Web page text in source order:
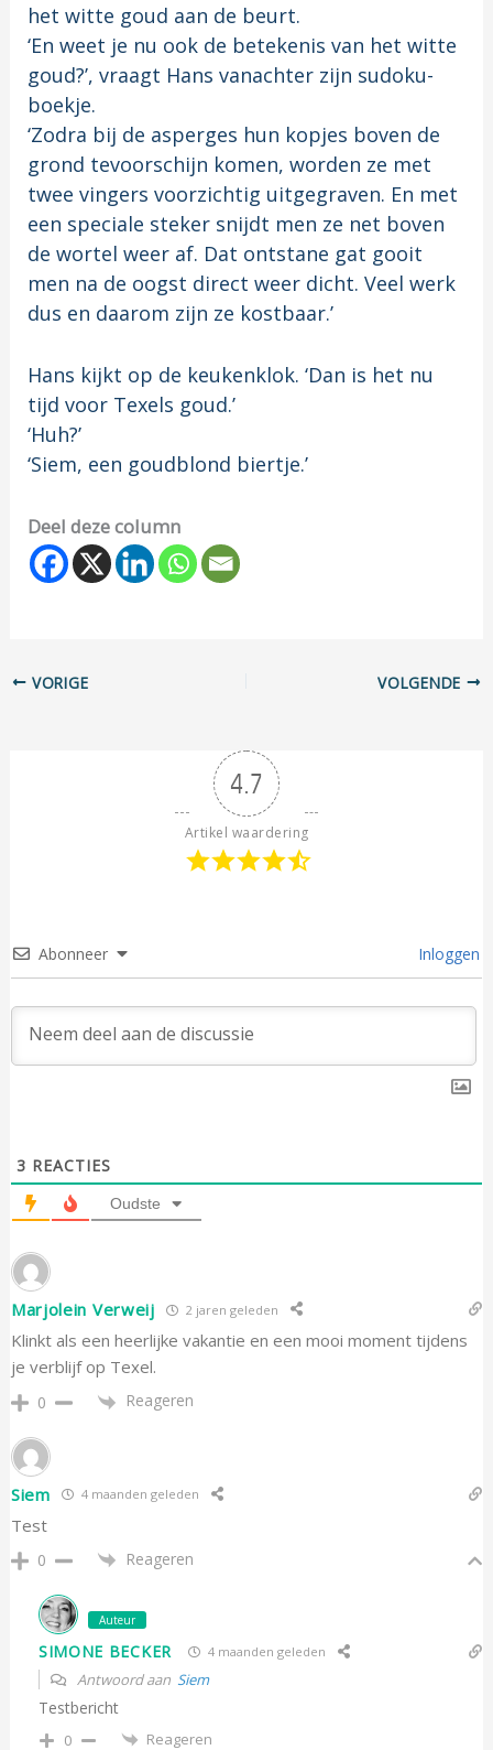
het witte goud aan de beurt.
‘En weet je nu ook de betekenis van het witte
goud?’, vraagt Hans vanachter zijn sudoku-
boekje.
‘Zodra bij de asperges hun kopjes boven de
grond tevoorschijn komen, worden ze met
twee vingers voorzichtig uitgegraven. En met
een speciale steker snijdt men ze net boven
de wortel weer af. Dat ontstane gat gooit
men na de oogst direct weer dicht. Veel werk
dus en daarom zijn ze kostbaar.’
Hans kijkt op de keukenklok. ‘Dan is het nu
tijd voor Texels goud.’
‘Huh?’
‘Siem, een goudblond biertje.’
Deel deze column
VORIGE VOLGENDE
4.7
Artikel waardering
Abonneer Inloggen
3 REACTIES
Oudste
Marjolein Verweij 2 jaren geleden
Klinkt als een heerlijke vakantie en een mooi moment tijdens
je verblijf op Texel.
0 Reageren
Siem 4 maanden geleden
Test
0 Reageren
Auteur
SIMONE BECKER 4 maanden geleden
Antwoord aan Siem
Testbericht
0 Reageren